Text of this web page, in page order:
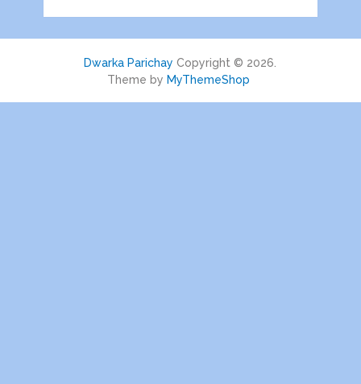
Dwarka Parichay Copyright © 2026.
Theme by MyThemeShop